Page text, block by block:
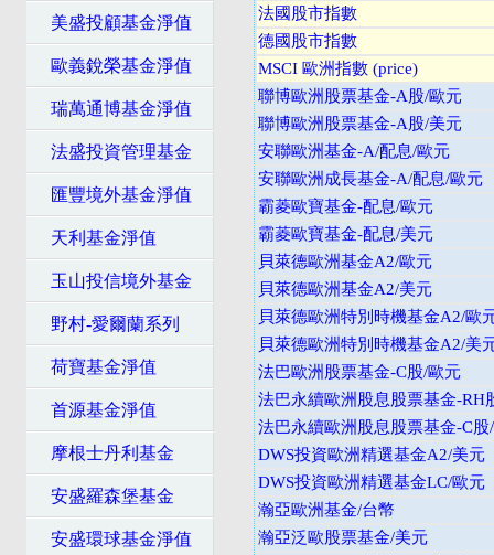
美盛投顧基金淨值
歐義銳榮基金淨值
瑞萬通博基金淨值
法盛投資管理基金
匯豐境外基金淨值
天利基金淨值
玉山投信境外基金
野村-愛爾蘭系列
荷寶基金淨值
首源基金淨值
摩根士丹利基金
安盛羅森堡基金
安盛環球基金淨值
法國股市指數
德國股市指數
MSCI 歐洲指數 (price)
聯博歐洲股票基金-A股/歐元
聯博歐洲股票基金-A股/美元
安聯歐洲基金-A/配息/歐元
安聯歐洲成長基金-A/配息/歐元
霸菱歐寶基金-配息/歐元
霸菱歐寶基金-配息/美元
貝萊德歐洲基金A2/歐元
貝萊德歐洲基金A2/美元
貝萊德歐洲特別時機基金A2/歐
貝萊德歐洲特別時機基金A2/美
法巴歐洲股票基金-C股/歐元
法巴永續歐洲股息股票基金-RH
法巴永續歐洲股息股票基金-C股
DWS投資歐洲精選基金A2/美元
DWS投資歐洲精選基金LC/歐元
瀚亞歐洲基金/台幣
瀚亞泛歐股票基金/美元